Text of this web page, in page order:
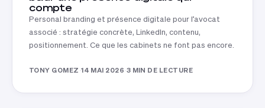
compte
Personal branding et présence digitale pour l’avocat
associé : stratégie concrète, LinkedIn, contenu,
positionnement. Ce que les cabinets ne font pas encore.
TONY GOMEZ ·14 MAI 2026·3 MIN DE LECTURE